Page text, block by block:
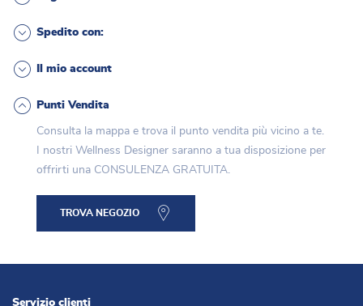
Spedito con:
Il mio account
Punti Vendita
Consulta la mappa e trova il punto vendita più vicino a te.
I nostri Wellness Designer saranno a tua disposizione per
offrirti una CONSULENZA GRATUITA.
TROVA NEGOZIO
Servizio clienti